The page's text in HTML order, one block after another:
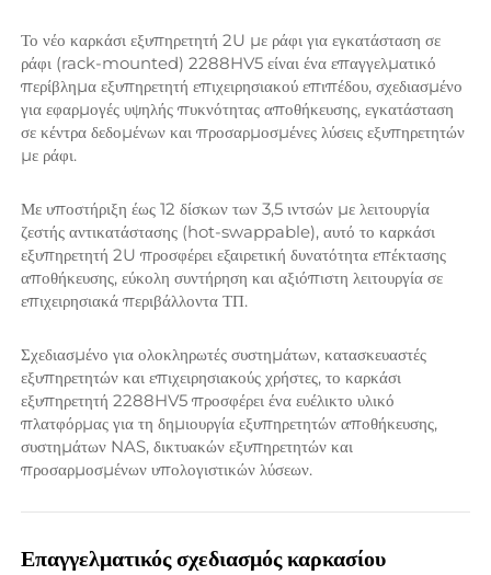
Το νέο καρκάσι εξυπηρετητή 2U με ράφι για εγκατάσταση σε
ράφι (rack-mounted) 2288HV5 είναι ένα επαγγελματικό
περίβλημα εξυπηρετητή επιχειρησιακού επιπέδου, σχεδιασμένο
για εφαρμογές υψηλής πυκνότητας αποθήκευσης, εγκατάσταση
σε κέντρα δεδομένων και προσαρμοσμένες λύσεις εξυπηρετητών
με ράφι.
Με υποστήριξη έως 12 δίσκων των 3,5 ιντσών με λειτουργία
ζεστής αντικατάστασης (hot-swappable), αυτό το καρκάσι
εξυπηρετητή 2U προσφέρει εξαιρετική δυνατότητα επέκτασης
αποθήκευσης, εύκολη συντήρηση και αξιόπιστη λειτουργία σε
επιχειρησιακά περιβάλλοντα ΤΠ.
Σχεδιασμένο για ολοκληρωτές συστημάτων, κατασκευαστές
εξυπηρετητών και επιχειρησιακούς χρήστες, το καρκάσι
εξυπηρετητή 2288HV5 προσφέρει ένα ευέλικτο υλικό
πλατφόρμας για τη δημιουργία εξυπηρετητών αποθήκευσης,
συστημάτων NAS, δικτυακών εξυπηρετητών και
προσαρμοσμένων υπολογιστικών λύσεων.
Επαγγελματικός σχεδιασμός καρκασίου